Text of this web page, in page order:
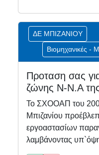
ΔΕ ΜΠΙΖΑΝΙΟΥ
Βιομηχανικές -
Προταση σας
ζώνης Ν-Ν.Α
Το ΣΧΟΟΑΠ του
Μπιζανίου
εργοαστασίων
λαμβάνοντας υπ`όψη